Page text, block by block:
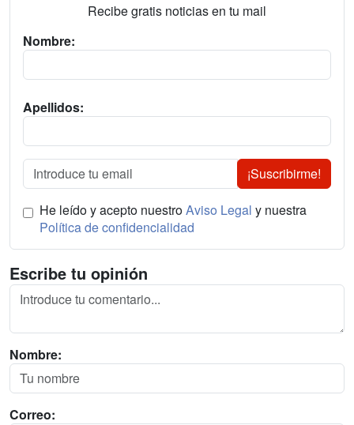
Recibe gratis noticias en tu mail
Nombre:
Apellidos:
¡Suscribirme!
He leído y acepto nuestroAviso Legal y nuestra
Política de confidencialidad
Escribe tu opinión
Nombre:
Correo: